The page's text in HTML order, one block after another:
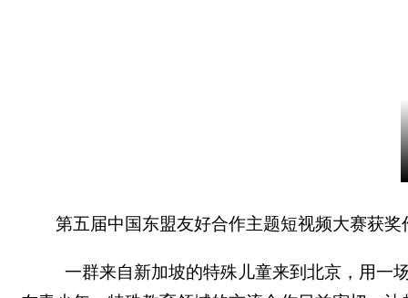
第五届中国东盟友好合作主题短视频大赛获
一群来自新加坡的特殊儿童来到北京，用一